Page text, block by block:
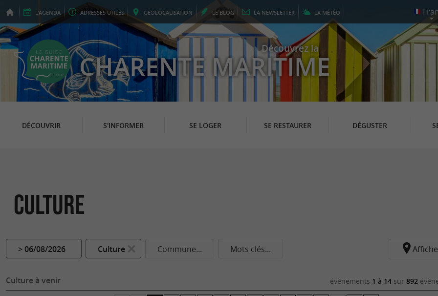
L'AGENDA ADRESSES UTILES GEOLOCALISATION LE BLOG LA NEWSLETTER LA MÉTÉO
Découvrez la
CHARENTE MARITIME
DÉCOUVRIR S'INFORMER SE LOGER SE RESTAURER DÉGUSTER
Culture
> 06/08/2026 Culture Commune... Mots clés...
Culture à venir évènements 1 à 14 sur 892